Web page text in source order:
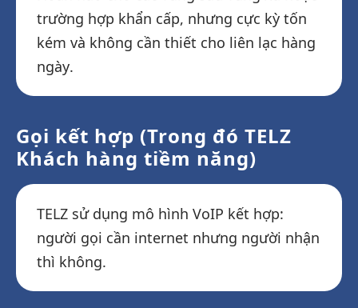
trường hợp khẩn cấp, nhưng cực kỳ tốn
kém và không cần thiết cho liên lạc hàng
ngày.
Gọi kết hợp (Trong đó TELZ
Khách hàng tiềm năng)
TELZ sử dụng mô hình VoIP kết hợp:
người gọi cần internet nhưng người nhận
thì không.